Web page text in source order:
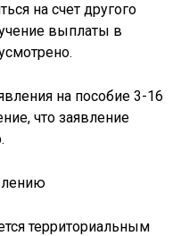
на счет другого
выплаты в
на пособие 3-16
что заявление
территориальным